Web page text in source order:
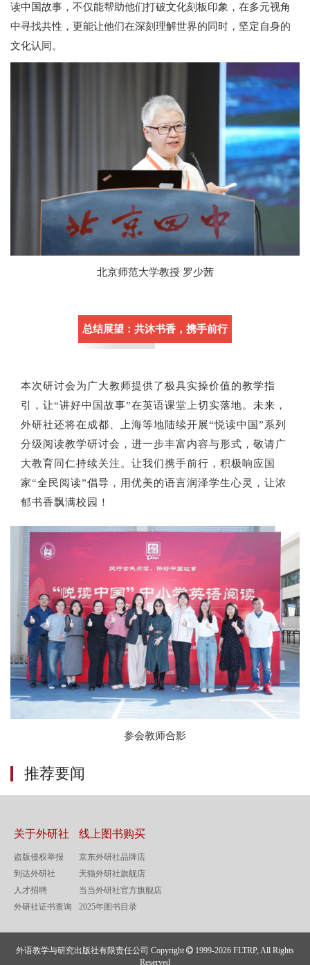
读中国故事，不仅能帮助他们打破文化刻板印象，在多元视角
中寻找共性，更能让他们在深刻理解世界的同时，坚定自身的
文化认同。
北京师范大学教授 罗少茜
总结展望：共沐书香，携手前行
本次研讨会为广大教师提供了极具实操价值的教学指
引，让“讲好中国故事”在英语课堂上切实落地。未来，
外研社还将在成都、上海等地陆续开展“悦读中国”系列
分级阅读教学研讨会，进一步丰富内容与形式，敬请广
大教育同仁持续关注。让我们携手前行，积极响应国
家“全民阅读”倡导，用优美的语言润泽学生心灵，让浓
郁书香飘满校园！
参会教师合影
推荐要闻
关于外研社
盗版侵权举报
到达外研社
人才招聘
外研社证书查询
线上图书购买
京东外研社品牌店
天猫外研社旗舰店
当当外研社官方旗舰店
2025年图书目录
外语教学与研究出版社有限责任公司 Copyright
1999-2026 FLTRP, All Rights
Reserved